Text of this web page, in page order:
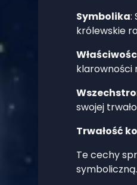
Symbolika:
królewskie
klarowności
swojej
Trwałość
Te cechy
symboliczną.